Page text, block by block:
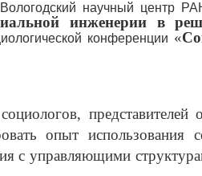
научный центр
инженерии в
конференции «
опыт
с управляющими